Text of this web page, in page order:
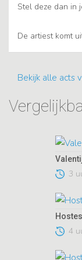
Stel deze dan in
De artiest komt
Bekijk alle acts
3
4